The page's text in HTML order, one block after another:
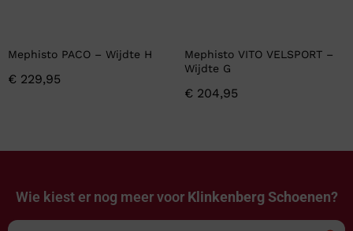
Mephisto PACO – Wijdte H
€ 229,95
Mephisto VITO VELSPORT –
Wijdte G
€ 204,95
Wie kiest er nog meer voor Klinkenberg Schoenen?